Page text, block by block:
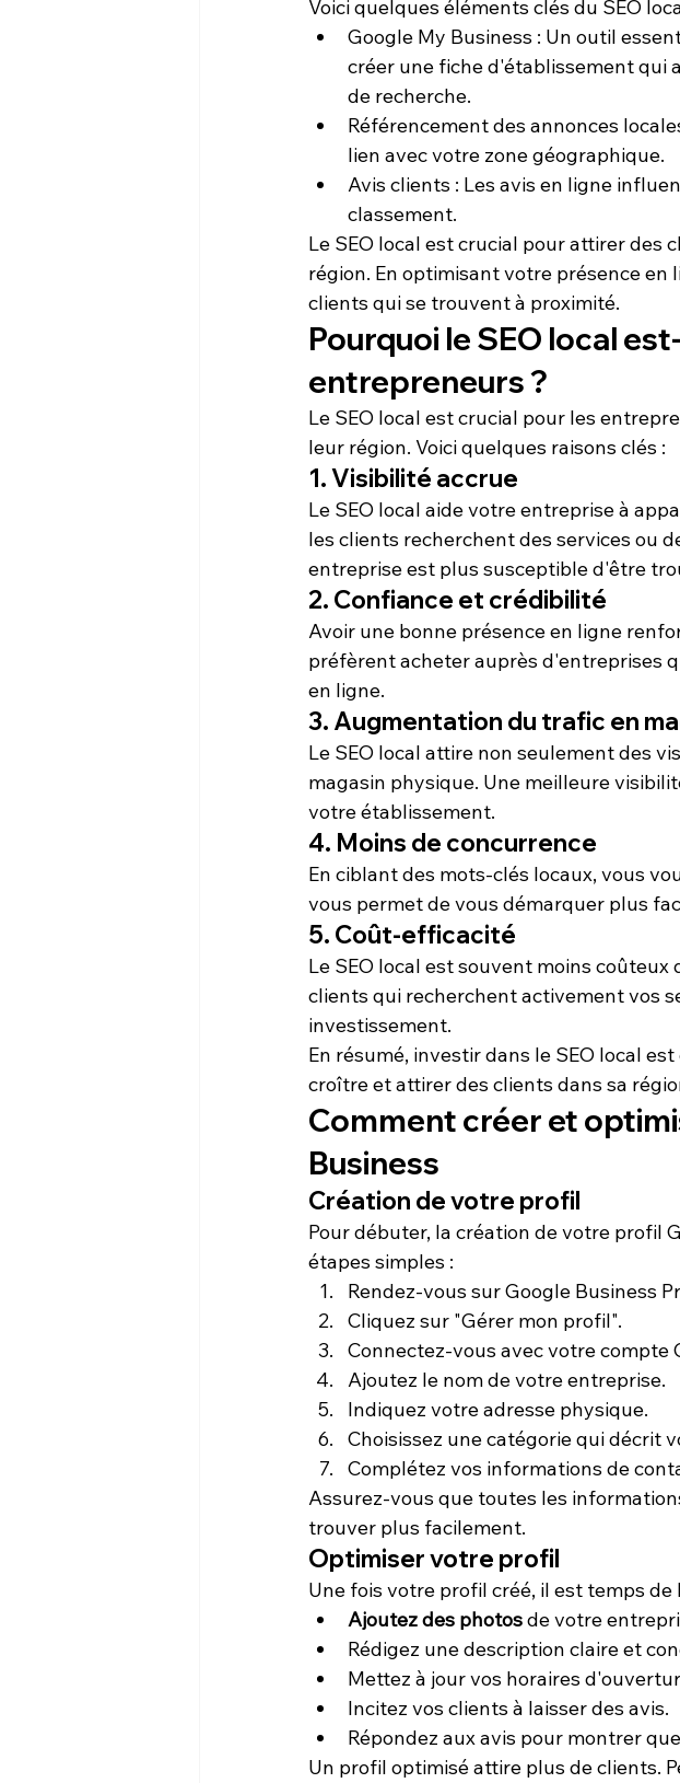
Voici quelques éléments clés du SEO
Google My Business : Un outil
créer une fiche d'établissement qui
de recherche.
Référencement des annonces
lien avec votre zone géographique.
Avis clients : Les avis en ligne
classement.
Le SEO local est crucial pour attirer des
région. En optimisant votre présence
clients qui se trouvent à proximité.
Pourquoi le SEO local
entrepreneurs ?
Le SEO local est crucial pour les
leur région. Voici quelques raisons clés :
1. Visibilité accrue
Le SEO local aide votre entreprise à
les clients recherchent des services ou
entreprise est plus susceptible d'être
2. Confiance et crédibilité
Avoir une bonne présence en ligne
préfèrent acheter auprès d'entreprises
en ligne.
3. Augmentation du trafic en
Le SEO local attire non seulement des
magasin physique. Une meilleure
votre établissement.
4. Moins de concurrence
En ciblant des mots-clés locaux, vous
vous permet de vous démarquer plus
5. Coût-efficacité
Le SEO local est souvent moins
clients qui recherchent activement vos
investissement.
En résumé, investir dans le SEO local
croître et attirer des clients dans sa
Comment créer et
Business
Création de votre profil
Pour débuter, la création de votre profil
étapes simples :
Rendez-vous sur Google Business
Cliquez sur "Gérer mon profil".
Connectez-vous avec votre compte
Ajoutez le nom de votre entreprise.
Indiquez votre adresse physique.
Choisissez une catégorie qui décrit
Complétez vos informations de
Assurez-vous que toutes les
trouver plus facilement.
Optimiser votre profil
Une fois votre profil créé, il est temps
Ajoutez des photos de votre
Rédigez une description claire et
Mettez à jour vos horaires
Incitez vos clients à laisser des avis.
Répondez aux avis pour montrer
Un profil optimisé attire plus de clients.